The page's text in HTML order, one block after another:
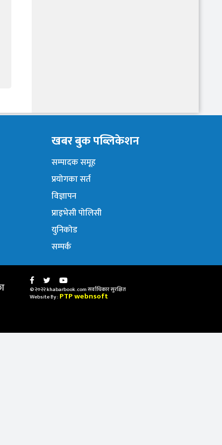
खबर बुक पब्लिकेशन
सम्पादक समूह
प्रयोगका सर्त
विज्ञापन
प्राइभेसी पोलिसी
युनिकोड
सम्पर्क
© २०२२ khabarbook.com सर्वाधिकार सुरक्षित
Website By : PTP webnsoft